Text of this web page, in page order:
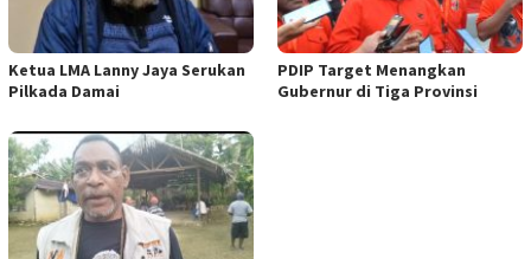
Ketua LMA Lanny Jaya Serukan
Pilkada Damai
PDIP Target Menangkan
Gubernur di Tiga Provinsi